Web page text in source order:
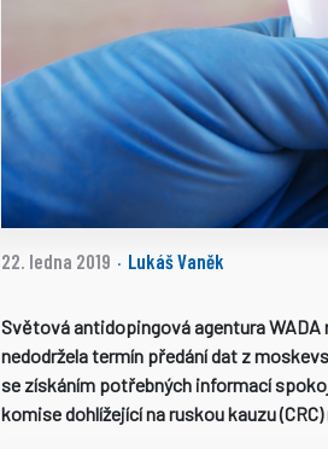
22. ledna 2019 · Lukáš Vaněk
Světová antidopingová agentura
nedodržela termín předání dat z
se získáním potřebných informací
komise dohlížející na ruskou kauzu